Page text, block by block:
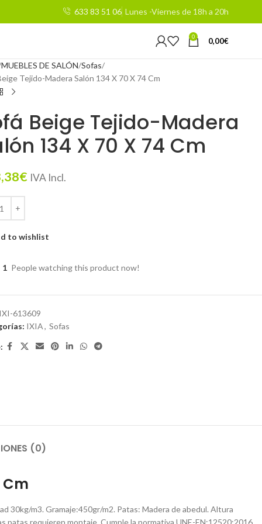
633 83 51 06 Lunes -Viernes de 18h a 20h
0 0,00€
MUEBLES DE SALÓN Sofas
Tejido-Madera Salón 134 X 70 X 74 Cm
Beige Tejido-Madera
134 X 70 X 74 Cm
€ IVA Incl.
to wishlist
1 People watching this product now!
613609
IXIA, Sofas
(0)
Cm
30kg/m3. Gramaje:450gr/m2. Patas: Madera de abedul. Altura
requieren montaje. Cumple la normativa UNE-EN:12520:2016.